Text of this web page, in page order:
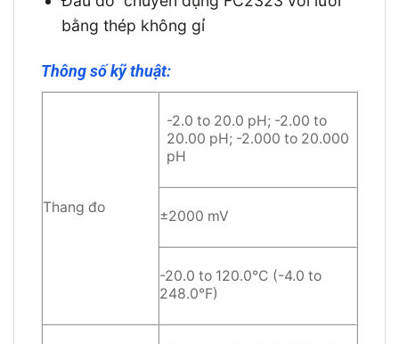
bằng thép không gỉ
Thông số kỹ thuật:
Thang đo
-2.0 to 20.0 pH; -2.00 to
20.00 pH; -2.000 to 20.000
pH
±2000 mV
-20.0 to 120.0°C (-4.0 to
248.0°F)